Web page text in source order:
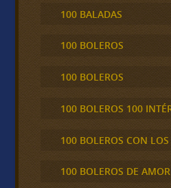
100 BALADAS
100 BOLEROS
100 BOLEROS
100 BOLEROS 100
100 BOLEROS CON LOS
100 BOLEROS DE AMOR